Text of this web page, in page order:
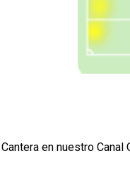
en nuestro Canal